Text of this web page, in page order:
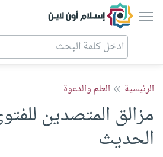
إسلام أون لاين
الرئيسية العلم والدعوة
مزالق المتصدين
الحديث